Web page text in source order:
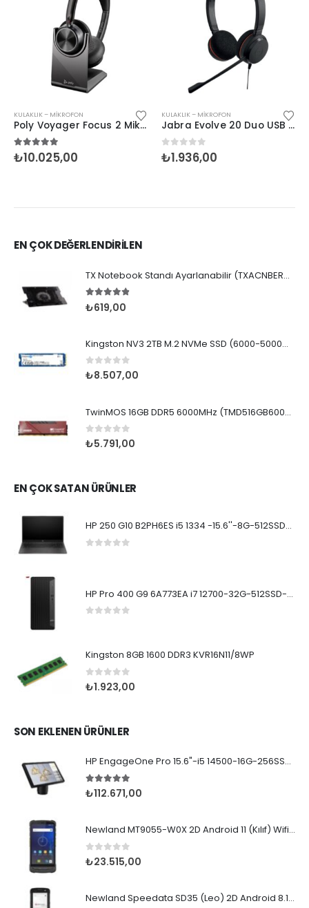
KULAKLIK – MIKROFON
Poly Voyager Focus 2 Mik. Stereo Kulaklık (+Stand)
5.00 5 üzerinden
₺10.025,00
KULAKLIK – MIKROFON
Jabra Evolve 20 Duo USB NC MS
0 5 üzerinden
₺1.936,00
EN ÇOK DEĞERLENDİRİLEN
TX Notebook Standı Ayarlanabilir (TXACNBERGST)
4.755 üzerinden
₺619,00
Kingston NV3 2TB M.2 NVMe SSD (6000-5000MBs)
0 5 üzerinden
₺8.507,00
TwinMOS 16GB DDR5 6000MHz (TMD516GB6000U36)
0 5 üzerinden
₺5.791,00
EN ÇOK SATAN ÜRÜNLER
HP 250 G10 B2PH6ES i5 1334 -15.6''-8G-512SSD-Dos
HP Pro 400 G9 6A773EA i7 12700-32G-512SSD-W11Pro
Kingston 8GB 1600 DDR3 KVR16N11/8WP
0 5 üzerinden
₺1.923,00
SON EKLENEN ÜRÜNLER
HP EngageOne Pro 15.6"-i5 14500-16G-256SSD-OST W11
5.00 5 üzerinden
₺112.671,00
Newland MT9055-W0X 2D Android 11 (Kılıf) Wifi BT
0 5 üzerinden
₺23.515,00
Newland Speedata SD35 (Leo) 2D Android 8.1 Wifi BT